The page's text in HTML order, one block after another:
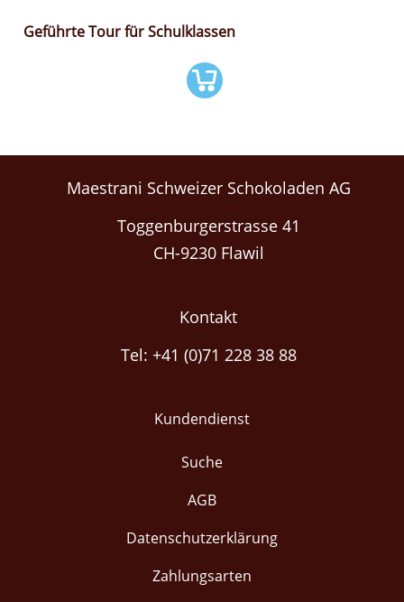
Geführte Tour für Schulklassen
Maestrani Schweizer Schokoladen AG
Toggenburgerstrasse 41
CH-9230 Flawil
Kontakt
Tel: +41 (0)71 228 38 88
Kundendienst
Suche
AGB
Datenschutzerklärung
Zahlungsarten